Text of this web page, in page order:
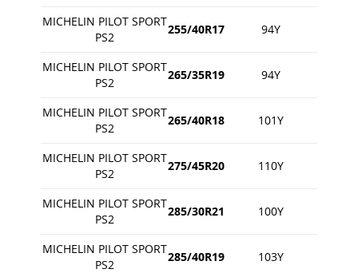
MICHELIN PILOT SPORT
PS2
255/40R17 94Y
MICHELIN PILOT SPORT
PS2
265/35R19 94Y
MICHELIN PILOT SPORT
PS2
265/40R18 101Y
MICHELIN PILOT SPORT
PS2
275/45R20 110Y
MICHELIN PILOT SPORT
PS2
285/30R21 100Y
MICHELIN PILOT SPORT
PS2
285/40R19 103Y